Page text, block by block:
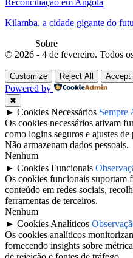
Kilamba, a cidade gigante do
Sobre
© 2026 - 4 de fevereiro. Todos
Customize Reject All Accept
Powered by
✖
► Cookies Necessários Sempre
Os cookies necessários ativam
como logins seguros e ajustes
Não armazenam dados pessoais.
Nenhum
► Cookies Funcionais
Os cookies funcionais suportam
conteúdo em redes sociais,
ferramentas de terceiros.
Nenhum
► Cookies Analíticos
Os cookies analíticos
fornecendo insights sobre